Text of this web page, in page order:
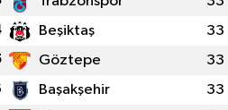
Beşiktaş 33
Göztepe 33
Başakşehir 33